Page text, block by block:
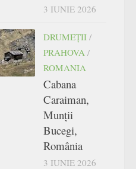
3 IUNIE 2026
DRUMEŢII /
PRAHOVA /
ROMANIA
Cabana
Caraiman,
Munții
Bucegi,
România
3 IUNIE 2026